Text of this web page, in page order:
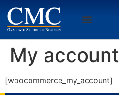
My account
[woocommerce_my_account]